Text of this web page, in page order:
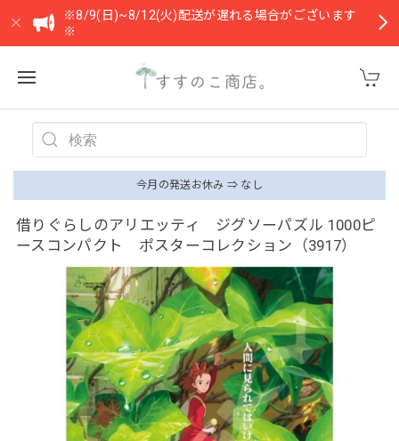
※8/9(日)~8/12(火)配送が遅れる場合がございます
※
今月の発送お休み ⇒ なし
借りぐらしのアリエッティ ジグソーパズル 1000ピ
ースコンパクト ポスターコレクション（3917）